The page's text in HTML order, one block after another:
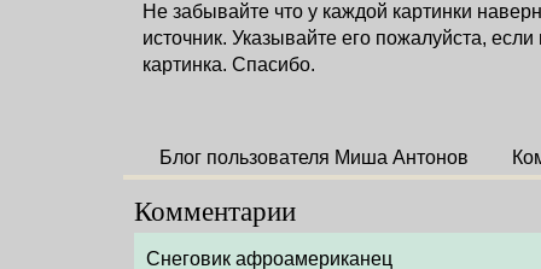
Не забывайте что у каждой картинки
источник. Указывайте его пожалуйста, если
картинка. Спасибо.
Блог пользователя Миша Антонов
Комментарии
Снеговик афроамериканец